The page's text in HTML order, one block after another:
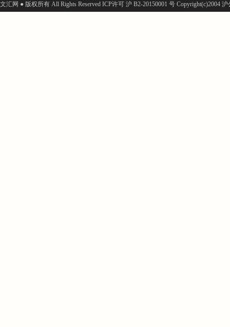
文汇网 ● 版权所有 All Rights Reserved ICP许可 沪 B2-20150001 号 Copyright(c)2004